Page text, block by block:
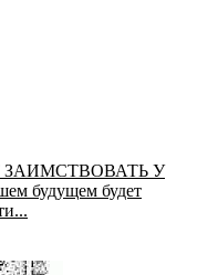
У
будущем будет